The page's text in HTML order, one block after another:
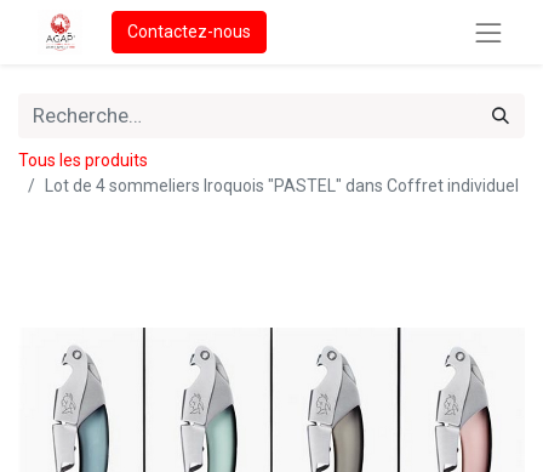
Contactez-nous
Tous les produits
Lot de 4 sommeliers Iroquois "PASTEL" dans Coffret individuel